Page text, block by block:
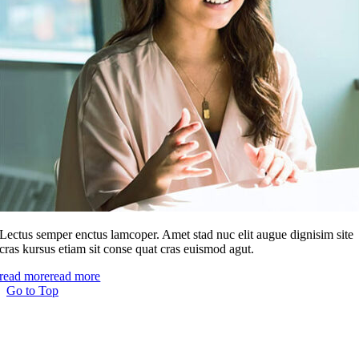
Lectus semper enctus lamcoper. Amet stad nuc elit augue dignisim site
cras kursus etiam sit conse quat cras euismod agut.
read moreread more
Go to Top